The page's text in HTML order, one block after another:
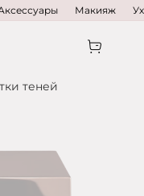
Макияж
теней